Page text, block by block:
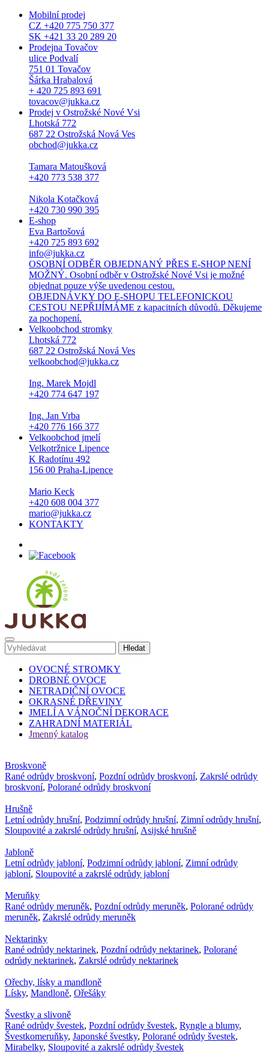
Mobilní prodej
CZ +420 775 750 377
SK +421 33 20 289 20
Prodejna Tovačov
ulice Podvalí
751 01 Tovačov
Šárka Hrabalová
+ 420 725 893 691
tovacov@jukka.cz
Prodej v Ostrožské Nové Vsi
Lhotská 772
687 22 Ostrožská Nová Ves
obchod@jukka.cz
Tamara Matoušková
+420 773 538 377
Nikola Kotačková
+420 730 990 395
E-shop
Eva Bartošová
+420 725 893 692
info@jukka.cz
OSOBNÍ ODBĚR OBJEDNANÝ PŘES E-SHOP NENÍ
MOŽNÝ. Osobní odběr v Ostrožské Nové Vsi je možné
objednat pouze výše uvedenou cestou.
OBJEDNÁVKY DO E-SHOPU TELEFONICKOU
CESTOU NEPŘIJÍMÁME z kapacitních důvodů. Děkujeme
za pochopení.
Velkoobchod stromky
Lhotská 772
687 22 Ostrožská Nová Ves
velkoobchod@jukka.cz
Ing. Marek Mojdl
+420 774 647 197
Ing. Jan Vrba
+420 776 166 377
Velkoobchod jmelí
Velkotržnice Lipence
K Radotínu 492
156 00 Praha-Lipence
Mario Keck
+420 608 004 377
mario@jukka.cz
KONTAKTY
OVOCNÉ STROMKY
DROBNÉ OVOCE
NETRADIČNÍ OVOCE
OKRASNÉ DŘEVINY
JMELÍ A VÁNOČNÍ DEKORACE
ZAHRADNÍ MATERIÁL
Jmenný katalog
Broskvoně
Rané odrůdy broskvoní, Pozdní odrůdy broskvoní, Zakrslé odrůdy
broskvoní, Polorané odrůdy broskvoní
Hrušně
Letní odrůdy hrušní, Podzimní odrůdy hrušní, Zimní odrůdy hrušní,
Sloupovité a zakrslé odrůdy hrušní, Asijské hrušně
Jabloně
Letní odrůdy jabloní, Podzimní odrůdy jabloní, Zimní odrůdy
jabloní, Sloupovité a zakrslé odrůdy jabloní
Meruňky
Rané odrůdy meruněk, Pozdní odrůdy meruněk, Polorané odrůdy
meruněk, Zakrslé odrůdy meruněk
Nektarinky
Rané odrůdy nektarinek, Pozdní odrůdy nektarinek, Polorané
odrůdy nektarinek, Zakrslé odrůdy nektarinek
Ořechy, lísky a mandloně
Lísky, Mandloně, Ořešáky
Švestky a slivoně
Rané odrůdy švestek, Pozdní odrůdy švestek, Ryngle a blumy,
Švestkomeruňky, Japonské švestky, Polorané odrůdy švestek,
Mirabelky, Sloupovité a zakrslé odrůdy švestek